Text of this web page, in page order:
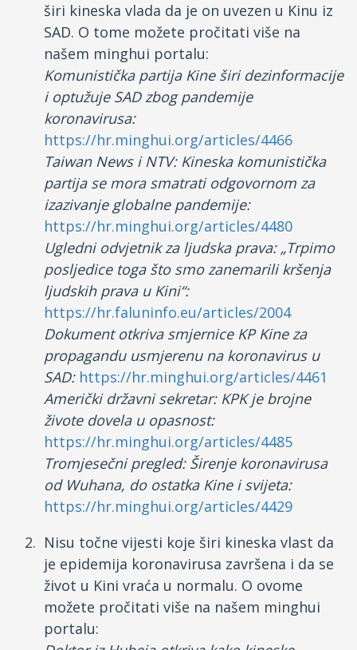
širi kineska vlada da je on uvezen u Kinu iz
SAD. O tome možete pročitati više na
našem minghui portalu:
Komunistička partija Kine širi dezinformacije
i optužuje SAD zbog pandemije
koronavirusa:
https://hr.minghui.org/articles/4466
Taiwan News i NTV: Kineska komunistička
partija se mora smatrati odgovornom za
izazivanje globalne pandemije:
https://hr.minghui.org/articles/4480
Ugledni odvjetnik za ljudska prava: „Trpimo
posljedice toga što smo zanemarili kršenja
ljudskih prava u Kini“:
https://hr.faluninfo.eu/articles/2004
Dokument otkriva smjernice KP Kine za
propagandu usmjerenu na koronavirus u
SAD: https://hr.minghui.org/articles/4461
Američki državni sekretar: KPK je brojne
živote dovela u opasnost:
https://hr.minghui.org/articles/4485
Tromjesečni pregled: Širenje koronavirusa
od Wuhana, do ostatka Kine i svijeta:
https://hr.minghui.org/articles/4429
Nisu točne vijesti koje širi kineska vlast da
je epidemija koronavirusa završena i da se
život u Kini vraća u normalu. O ovome
možete pročitati više na našem minghui
portalu: